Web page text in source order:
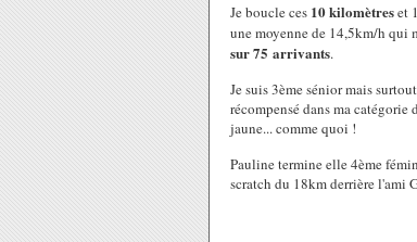
Je boucle ces 10 kilomètreset
une moyenne de 14,5km/h qui
sur 75 arrivants.
Je suis 3ème sénior mais
récompensé dans ma catégorie
jaune... comme quoi !
Pauline termine elle 4ème
scratch du 18km derrière l'ami